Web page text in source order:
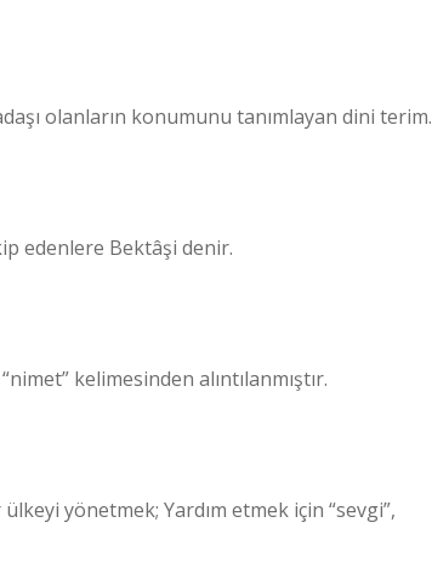
olanların konumunu tanımlayan dini terim.
edenlere Bektâşi denir.
Velinimet – Nişyan Sözlüğü. Arapça waliyyu’n-niˁma (t) ولي النعمة “nimet” kelimesinden alıntılanmıştır.
yönetmek; Yardım etmek için “sevgi”,